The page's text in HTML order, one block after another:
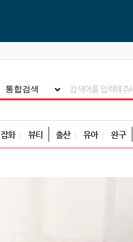
잡화 뷰티 출산 유아 완구